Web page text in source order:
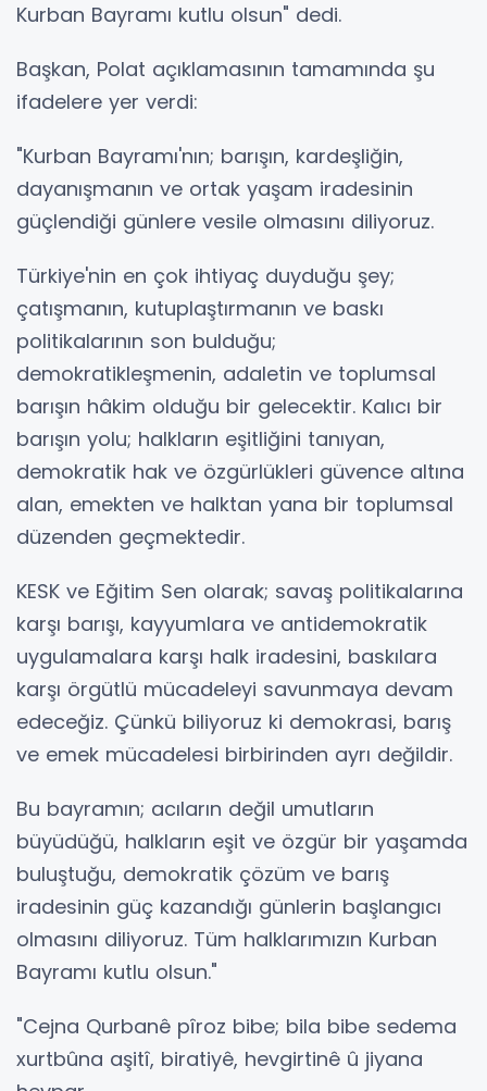
Kurban Bayramı kutlu olsun" dedi.
Başkan, Polat açıklamasının tamamında şu
ifadelere yer verdi:
"Kurban Bayramı'nın; barışın, kardeşliğin,
dayanışmanın ve ortak yaşam iradesinin
güçlendiği günlere vesile olmasını diliyoruz.
Türkiye'nin en çok ihtiyaç duyduğu şey;
çatışmanın, kutuplaştırmanın ve baskı
politikalarının son bulduğu;
demokratikleşmenin, adaletin ve toplumsal
barışın hâkim olduğu bir gelecektir. Kalıcı bir
barışın yolu; halkların eşitliğini tanıyan,
demokratik hak ve özgürlükleri güvence altına
alan, emekten ve halktan yana bir toplumsal
düzenden geçmektedir.
KESK ve Eğitim Sen olarak; savaş politikalarına
karşı barışı, kayyumlara ve antidemokratik
uygulamalara karşı halk iradesini, baskılara
karşı örgütlü mücadeleyi savunmaya devam
edeceğiz. Çünkü biliyoruz ki demokrasi, barış
ve emek mücadelesi birbirinden ayrı değildir.
Bu bayramın; acıların değil umutların
büyüdüğü, halkların eşit ve özgür bir yaşamda
buluştuğu, demokratik çözüm ve barış
iradesinin güç kazandığı günlerin başlangıcı
olmasını diliyoruz. Tüm halklarımızın Kurban
Bayramı kutlu olsun."
"Cejna Qurbanê pîroz bibe; bila bibe sedema
xurtbûna aşitî, biratiyê, hevgirtinê û jiyana